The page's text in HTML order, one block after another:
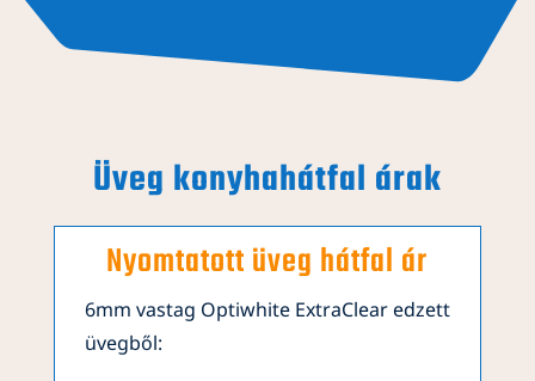
Üveg konyhahátfal árak
Nyomtatott üveg hátfal ár
6mm vastag Optiwhite ExtraClear edzett
üvegből: